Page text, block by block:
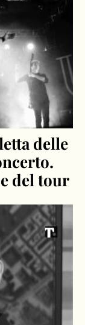
delle
del tour